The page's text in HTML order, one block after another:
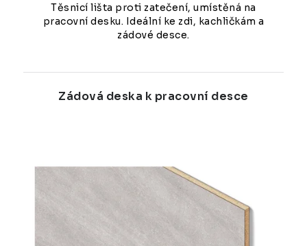
Těsnicí lišta proti zatečení, umístěná na
pracovní desku. Ideální ke zdi, kachličkám a
zádové desce.
Zádová deska k pracovní desce